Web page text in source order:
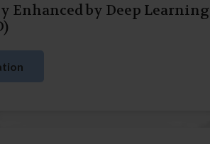
Enhanced by Deep Learning